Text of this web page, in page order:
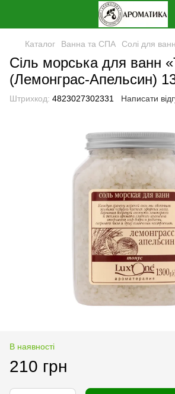
Каталог Ванна та СПА Солі для ванн
Сіль морська для ванн
(Лемонграс-Апельсин)
Штрихкод: 4823027302331 Написати
В наявності
210 грн